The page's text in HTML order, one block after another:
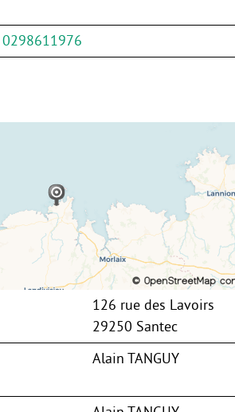
0298611976
126 rue des Lavoirs
29250 Santec
Alain TANGUY